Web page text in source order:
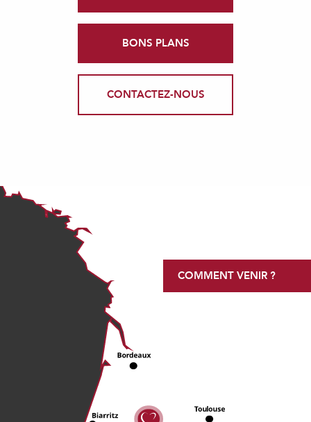
BONS PLANS
CONTACTEZ-NOUS
COMMENT VENIR ?